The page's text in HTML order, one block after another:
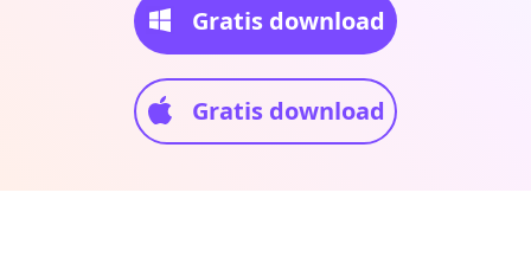
Gratis download
Gratis download